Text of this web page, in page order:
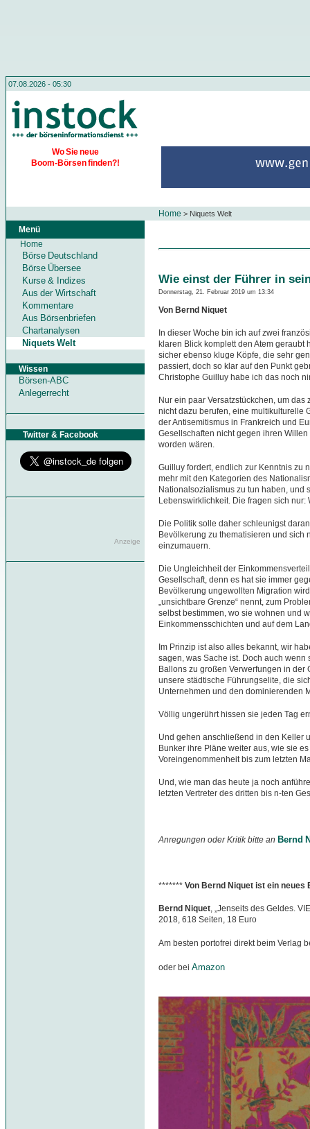
07.08.2026 - 05:30
Wo Sie neue
Boom-Börsen finden?!
Home > Niquets Welt
Menü
Home
Börse Deutschland
Börse Übersee
Kurse & Indizes
Aus der Wirtschaft
Kommentare
Aus Börsenbriefen
Chartanalysen
Niquets Welt
Wissen
Börsen-ABC
Anlegerrecht
Twitter & Facebook
Anzeige
Wie einst der Führer in
Donnerstag, 21. Februar 2019 um 13:34
Von Bernd Niquet
In dieser Woche bin ich auf zwei
klaren Blick komplett den Atem
sicher ebenso kluge Köpfe, die sehr
passiert, doch so klar auf den Punkt
Christophe Guilluy habe ich das noch
Nur ein paar Versatzstückchen, um
nicht dazu berufen, eine multikulturelle
der Antisemitismus in Frankreich und
Gesellschaften nicht gegen ihren
worden wären.
Guilluy fordert, endlich zur Kenntnis zu
mehr mit den Kategorien des
Nationalsozialismus zu tun haben, und
Lebenswirklichkeit. Die fragen sich
Die Politik solle daher schleunigst
Bevölkerung zu thematisieren und
einzumauern.
Die Ungleichheit der
Gesellschaft, denn es hat sie immer
Bevölkerung ungewollten Migration
„unsichtbare Grenze“ nennt, zum
selbst bestimmen, wo sie wohnen und
Einkommensschichten und auf dem
Im Prinzip ist also alles bekannt, wir
sagen, was Sache ist. Doch auch
Ballons zu großen Verwerfungen in der
unsere städtische Führungselite, die
Unternehmen und den dominierenden
Völlig ungerührt hissen sie jeden Tag
Und gehen anschließend in den Keller
Bunker ihre Pläne weiter aus, wie sie
Voreingenommenheit bis zum letzten
Und, wie man das heute ja noch
letzten Vertreter des dritten bis n-ten
Anregungen oder Kritik bitte an Bernd
******* Von Bernd Niquet ist ein neues
Bernd Niquet, „Jenseits des Geldes.
2018, 618 Seiten, 18 Euro
Am besten portofrei direkt beim Verlag
oder bei Amazon